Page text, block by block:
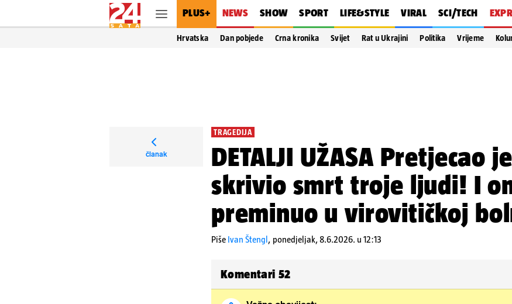
PLUS+ NEWS SHOW SPORT LIFE&STYLE VIRAL SCI/TECH
Hrvatska Dan pobjede Crna kronika Svijet Rat u Ukrajini Politika Vrijeme
članak
TRAGEDIJA
DETALJI UŽASA Pretjecao
skrivio smrt troje ljudi! I
preminuo u virovitičkoj
Piše Ivan Štengl, ponedjeljak, 8.6.2026. u 12:13
Komentari 52